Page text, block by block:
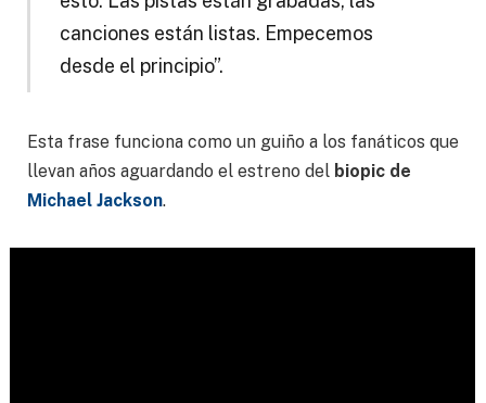
canciones están listas. Empecemos
desde el principio”.
Esta frase funciona como un guiño a los fanáticos que
llevan años aguardando el estreno del biopic de
Michael Jackson.